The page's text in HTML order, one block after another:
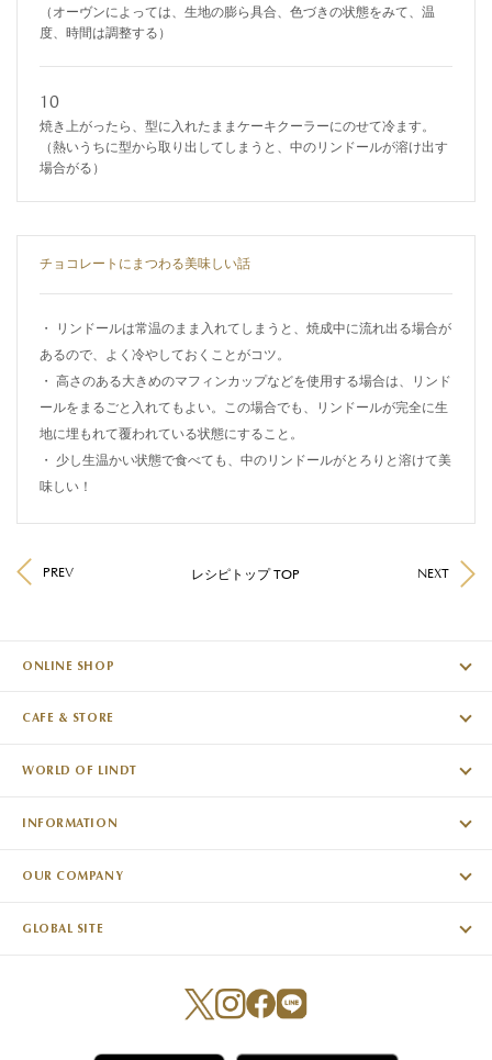
（オーヴンによっては、生地の膨ら具合、色づきの状態をみて、温
度、時間は調整する）
10
焼き上がったら、型に入れたままケーキクーラーにのせて冷ます。
（熱いうちに型から取り出してしまうと、中のリンドールが溶け出す
場合がる）
チョコレートにまつわる美味しい話
・ リンドールは常温のまま入れてしまうと、焼成中に流れ出る場合が
あるので、よく冷やしておくことがコツ。
・ 高さのある大きめのマフィンカップなどを使用する場合は、リンド
ールをまるごと入れてもよい。この場合でも、リンドールが完全に生
地に埋もれて覆われている状態にすること。
・ 少し生温かい状態で食べても、中のリンドールがとろりと溶けて美
味しい！
PREV レシピトップ TOP NEXT
ONLINE SHOP
CAFE & STORE
WORLD OF LINDT
INFORMATION
OUR COMPANY
GLOBAL SITE